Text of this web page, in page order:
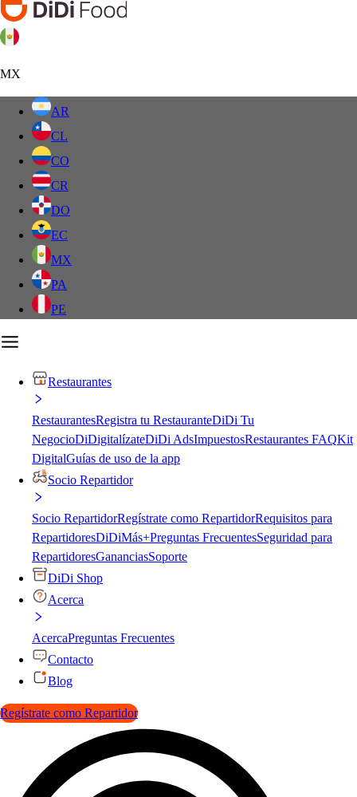
MX
AR
CL
CO
CR
DO
EC
MX
PA
PE
Restaurantes
RestaurantesRegistra tu RestauranteDiDi Tu
NegocioDiDigitalízateDiDi AdsImpuestosRestaurantes FAQKit
DigitalGuías de uso de la app
Socio Repartidor
Socio RepartidorRegístrate como RepartidorRequisitos para
RepartidoresDiDiMás+Preguntas FrecuentesSeguridad para
RepartidoresGananciasSoporte
DiDi Shop
Acerca
AcercaPreguntas Frecuentes
Contacto
Blog
Regístrate como Repartidor